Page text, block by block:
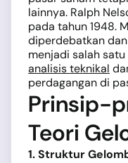
lainnya. Ralph
pada tahun 1948.
diperdebatkan
menjadi salah
analisis teknikal
perdagangan di
Prinsip-
Teori
1. Struktur